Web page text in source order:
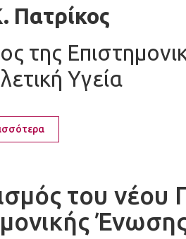
Πατρίκος
της
Υγεία
του νέου